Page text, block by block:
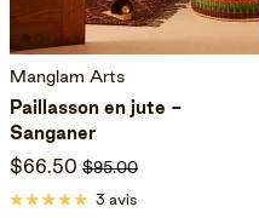
Manglam Arts
Paillasson en jute -
Sanganer
$66.50 $95.00
3 avis